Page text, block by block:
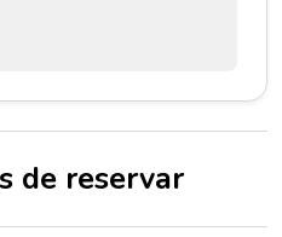
de reservar